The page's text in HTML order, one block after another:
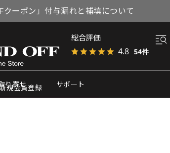
ーポン」付与漏れと補填について
総合評価
4.8 54件
り寄せ サポート
規会員登録